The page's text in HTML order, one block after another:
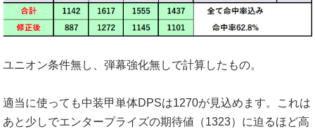
ユニオン条件無し、弾幕強化無しで計算したもの。
適当に使っても中装甲単体DPSは1270が見込めます。これは
あと少しでエンタープライズの期待値（1323）に迫るほど高